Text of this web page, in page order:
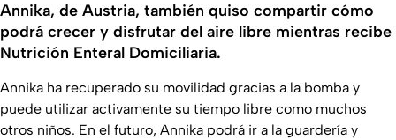
Annika, de Austria, también quiso compartir cómo
podrá crecer y disfrutar del aire libre mientras recibe
Nutrición Enteral Domiciliaria.
Annika ha recuperado su movilidad gracias a la bomba y
puede utilizar activamente su tiempo libre como muchos
otros niños. En el futuro, Annika podrá ir a la guardería y